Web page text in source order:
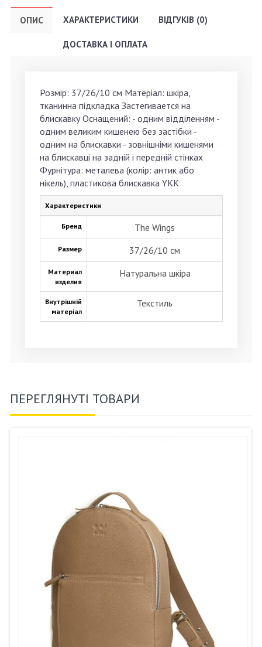
ОПИС ХАРАКТЕРИСТИКИ ВІДГУКІВ (0)
ДОСТАВКА І ОПЛАТА
Розмір: 37/26/10 см Матеріал: шкіра,
тканинна підкладка Застегивается на
блискавку Оснащений: - одним відділенням -
одним великим кишенею без застібки -
одним на блискавки - зовнішніми кишенями
на блискавці на задній і передній стінках
Фурнітура: металева (колір: антик або
нікель), пластикова блискавка YKK
Характеристики
Бренд The Wings
Размер 37/26/10 см
Материал
изделия
Натуральна шкіра
Внутрішній
матеріал
Текстиль
ПЕРЕГЛЯНУТІ ТОВАРИ